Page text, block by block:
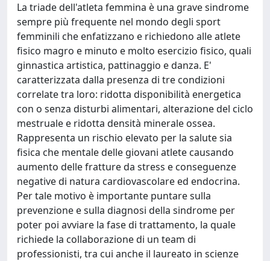
La triade dell'atleta femmina è una grave sindrome
sempre più frequente nel mondo degli sport
femminili che enfatizzano e richiedono alle atlete
fisico magro e minuto e molto esercizio fisico, quali
ginnastica artistica, pattinaggio e danza. E'
caratterizzata dalla presenza di tre condizioni
correlate tra loro: ridotta disponibilità energetica
con o senza disturbi alimentari, alterazione del ciclo
mestruale e ridotta densità minerale ossea.
Rappresenta un rischio elevato per la salute sia
fisica che mentale delle giovani atlete causando
aumento delle fratture da stress e conseguenze
negative di natura cardiovascolare ed endocrina.
Per tale motivo è importante puntare sulla
prevenzione e sulla diagnosi della sindrome per
poter poi avviare la fase di trattamento, la quale
richiede la collaborazione di un team di
professionisti, tra cui anche il laureato in scienze